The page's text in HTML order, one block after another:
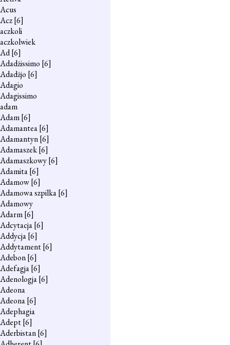
Acus
Acz[6]
aczkoli
aczkolwiek
Ad[6]
Adadżissimo [6]
Adadżjo [6]
Adagio
Adagissimo
adam
Adam[6]
Adamantea[6]
Adamantyn[6]
Adamaszek[6]
Adamaszkowy[6]
Adamita[6]
Adamow[6]
Adamowa szpilka[6]
Adamowy
Adarm[6]
Adcytacja[6]
Addycja[6]
Addytament[6]
Adebon[6]
Adefagja[6]
Adenologja[6]
Adeona
Adeona[6]
Adephagia
Adept[6]
Aderbistan[6]